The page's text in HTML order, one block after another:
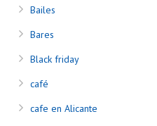
Bailes
Bares
Black friday
café
cafe en Alicante